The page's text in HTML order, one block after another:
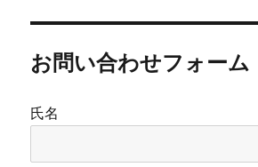
お問い合わせフォーム
氏名